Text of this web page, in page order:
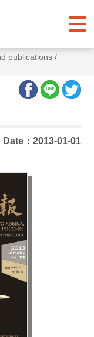
publications /
Date：2013-01-01